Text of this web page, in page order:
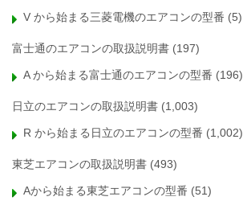
V から始まる三菱電機のエアコンの型番 (5)
富士通のエアコンの取扱説明書 (197)
A から始まる富士通のエアコンの型番 (196)
日立のエアコンの取扱説明書 (1,003)
R から始まる日立のエアコンの型番 (1,002)
東芝エアコンの取扱説明書 (493)
Aから始まる東芝エアコンの型番 (51)